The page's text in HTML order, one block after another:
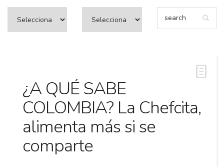
¿A QUÉ SABE
COLOMBIA? La Chefcita,
alimenta más si se
comparte